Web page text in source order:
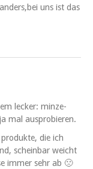
uns ist das
leck­er: minze-
mal ausprobieren.
die ich
schein­bar weicht
immer sehr ab 🙁